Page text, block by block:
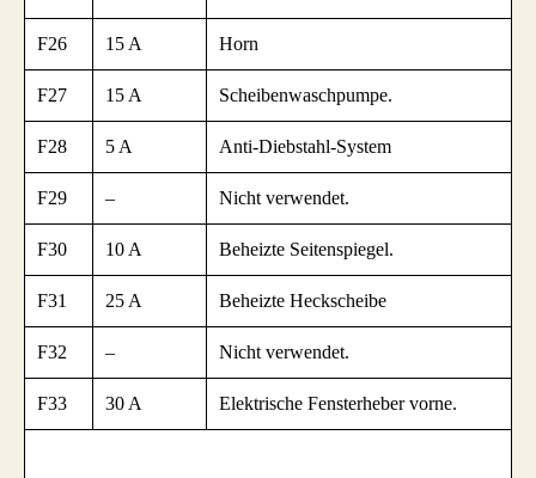
F26 15 A Horn
F27 15 A Scheibenwaschpumpe.
F28 5 A Anti-Diebstahl-System
F29 – Nicht verwendet.
F30 10 A Beheizte Seitenspiegel.
F31 25 A Beheizte Heckscheibe
F32 – Nicht verwendet.
F33 30 A Elektrische Fensterheber vorne.